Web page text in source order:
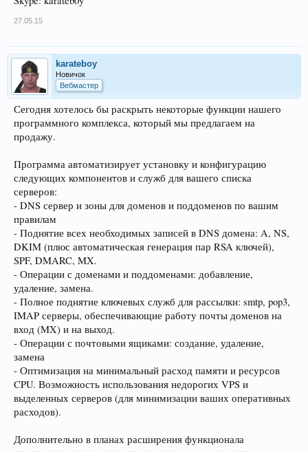
27.05.15
karateboy
Новичок
Вебмастер
Сегодня хотелось бы раскрыть некоторые функции нашего
программного комплекса, который мы предлагаем на
продажу.
Программа автоматизирует установку и конфигурацию
следующих компонентов и служб для вашего списка
серверов:
- DNS сервер и зоны для доменов и поддоменов по вашим
правилам
- Поднятие всех необходимых записей в DNS домена: A, NS,
DKIM (плюс автоматическая генерация пар RSA ключей),
SPF, DMARC, MX.
- Операции с доменами и поддоменами: добавление,
удаление, замена.
- Полное поднятие ключевых служб для рассылки: smtp, pop3,
IMAP серверы, обеспечивающие работу почты доменов на
вход (MX) и на выход.
- Операции с почтовыми ящиками: создание, удаление,
замена
- Оптимизация на минимальный расход памяти и ресурсов
CPU. Возможность использования недорогих VPS и
выделенных серверов (для минимизации ваших оперативных
расходов).
Дополнительно в планах расширения функционала